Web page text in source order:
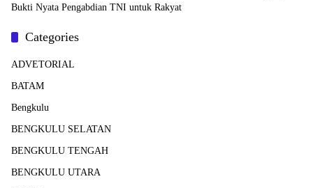
Bukti Nyata Pengabdian TNI untuk Rakyat
Categories
ADVETORIAL
BATAM
Bengkulu
BENGKULU SELATAN
BENGKULU TENGAH
BENGKULU UTARA